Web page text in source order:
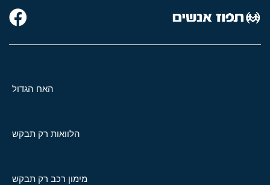
האח הגדול
הלוואות רק תבקש
מימון רכב רק תבקש